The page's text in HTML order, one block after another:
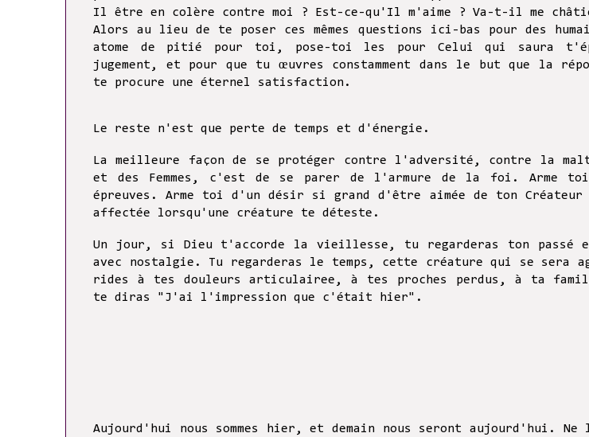
Il être en colère contre moi ? Est-ce-qu'Il m'aime ? Va-t-il me
Alors au lieu de te poser ces mêmes questions ici-bas pour des
atome de pitié pour toi, pose-toi les pour Celui qui saura
jugement, et pour que tu œuvres constamment dans le but que la
te procure une éternel satisfaction.
Le reste n'est que perte de temps et d'énergie.
La meilleure façon de se protéger contre l'adversité, contre la
et des Femmes, c'est de se parer de l'armure de la foi. Arme
épreuves. Arme toi d'un désir si grand d'être aimée de ton
affectée lorsqu'une créature te déteste.
Un jour, si Dieu t'accorde la vieillesse, tu regarderas ton passé
avec nostalgie. Tu regarderas le temps, cette créature qui se sera
rides à tes douleurs articulairee, à tes proches perdus, à ta
te diras "J'ai l'impression que c'était hier".
Aujourd'hui nous sommes hier, et demain nous seront aujourd'hui.